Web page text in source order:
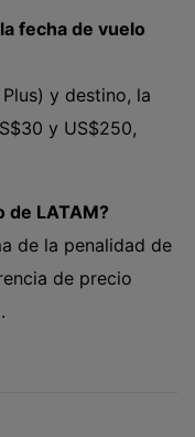
fecha de vuelo
y destino, la
y US$250,
de LATAM?
de la penalidad de
de precio